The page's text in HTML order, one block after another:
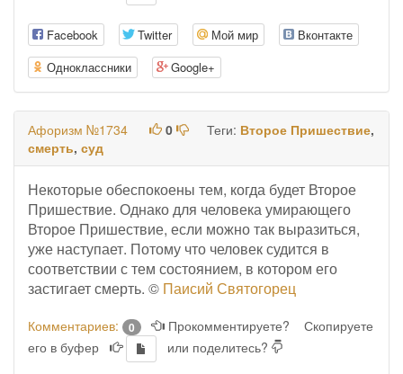
Facebook Twitter Мой мир
Вконтакте
Одноклассники
Google+
Афоризм №1734 0 Теги: Второе Пришествие,
смерть, суд
Некоторые обеспокоены тем, когда будет Второе
Пришествие. Однако для человека умирающего
Второе Пришествие, если можно так выразиться,
уже наступает. Потому что человек судится в
соответствии с тем состоянием, в котором его
застигает смерть. © Паисий Святогорец
Комментариев: 0 Прокомментируете?
Скопируете
его в буфер
или поделитесь?